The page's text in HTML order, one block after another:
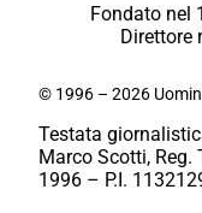
Fondato nel
Direttore
© 1996 – 2026
Testata
Marco Scotti, Reg.
1996 – P.I.